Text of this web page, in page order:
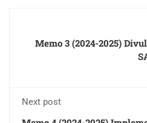
Memo 3 (2024-2025)
Next post